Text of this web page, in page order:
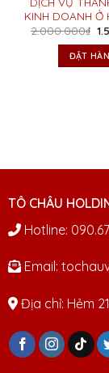
KINH DOANH Ở
2.000.000₫
là:
ĐẶT
TÔ CHÂU
Hotline:
Email:
Địa chỉ: Hẻm